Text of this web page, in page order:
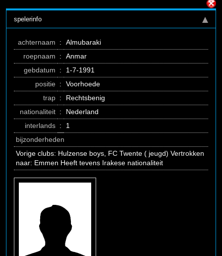
spelerinfo
achternaam :
Almubaraki
roepnaam
:
Anmar
gebdatum
:
1-7-1991
positie :
Voorhoede
trap :
Rechtsbenig
nationaliteit :
Nederland
interlands :
1
bijzonderheden
Vorige clubs: Hulzense boys, FC Twente ( jeugd) Vertrokken
naar: Emmen Heeft tevens Irakese nationaliteit